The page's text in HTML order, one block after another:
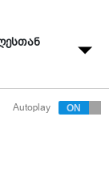
დღეს ორი
Autoplay